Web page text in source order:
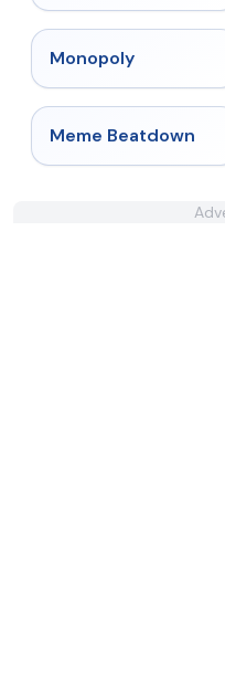
Monopoly
★ 4.4
Meme Beatdown